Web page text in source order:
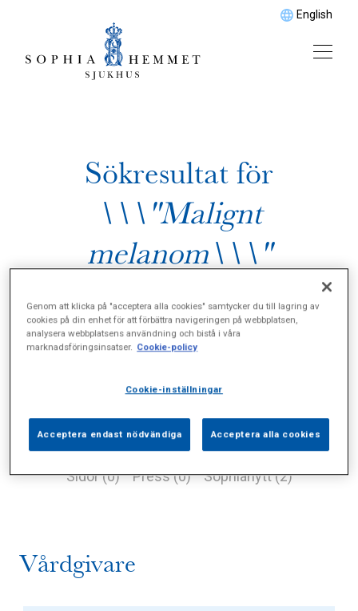
English
Sökresultat för
\\\"Malignt
melanom\\\"
Alla (0) Vårdgivare (1) Specialister (0)
Sidor (0) Press (0) Sophianytt (2)
Vårdgivare
Genom att klicka på "acceptera alla cookies" samtycker du till lagring av
cookies på din enhet för att förbättra navigeringen på webbplatsen,
analysera webbplatsens användning och bistå i våra
marknadsföringsinsatser. Cookie-policy
Cookie-inställningar
Acceptera endast nödvändiga Acceptera alla cookies